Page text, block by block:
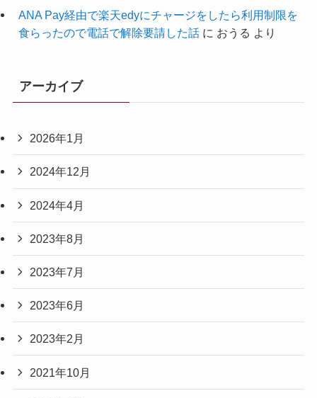
ANA Pay経由で楽天edyにチャージをしたら利用制限を
食らったので電話で解除要請した話に おうる より
アーカイブ
2026年1月
2024年12月
2024年4月
2023年8月
2023年7月
2023年6月
2023年2月
2021年10月